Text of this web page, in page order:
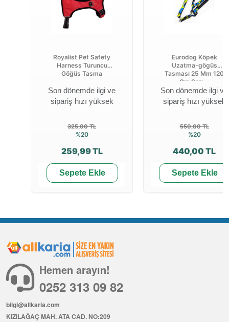
Royalist Pet Safety
Harness Turuncu
Göğüs Tasma
Son dönemde ilgi ve
sipariş hızı yüksek
325,00 TL
%20
259,99 TL
Sepete Ekle
Eurodog Köpek
Uzatma-gögüs
Tasması 25 Mm 120
Cm Sarı ...
Son dönemde ilgi ve
sipariş hızı yüksek
550,00 TL
%20
440,00 TL
Sepete Ekle
Hemen arayın!
0252 313 09 82
bilgi@allkaria.com
KIZILAĞAÇ MAH. ATA CAD. NO:209